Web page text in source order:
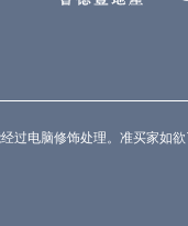
电脑修饰处理。准买家如